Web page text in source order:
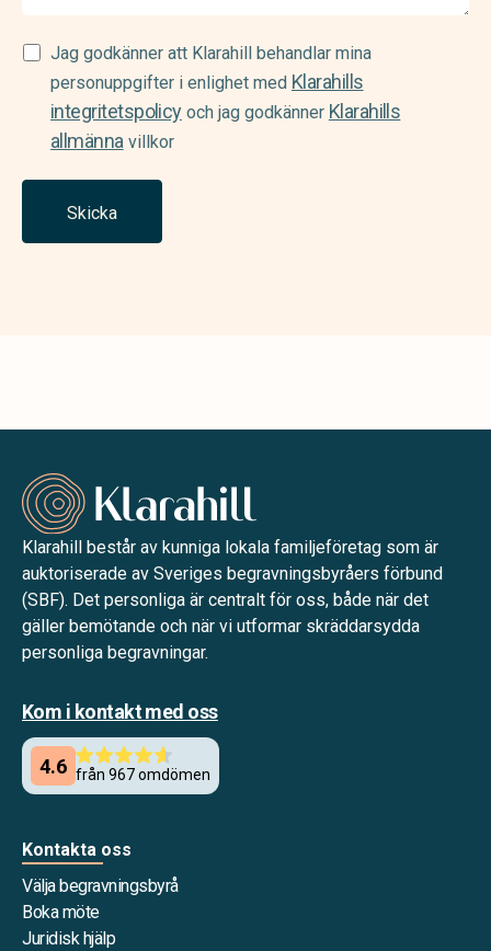
Samtycke
(Required)
Jag godkänner att Klarahill behandlar mina
personuppgifter i enlighet med Klarahills
integritetspolicyoch jag godkänner Klarahills
allmännavillkor
Skicka
Klarahill består av kunniga lokala familjeföretag som är
auktoriserade av Sveriges begravningsbyråers förbund
(SBF). Det personliga är centralt för oss, både när det
gäller bemötande och när vi utformar skräddarsydda
personliga begravningar.
Kom i kontakt med oss
Kontakta oss
Välja begravningsbyrå
Boka möte
Juridisk hjälp